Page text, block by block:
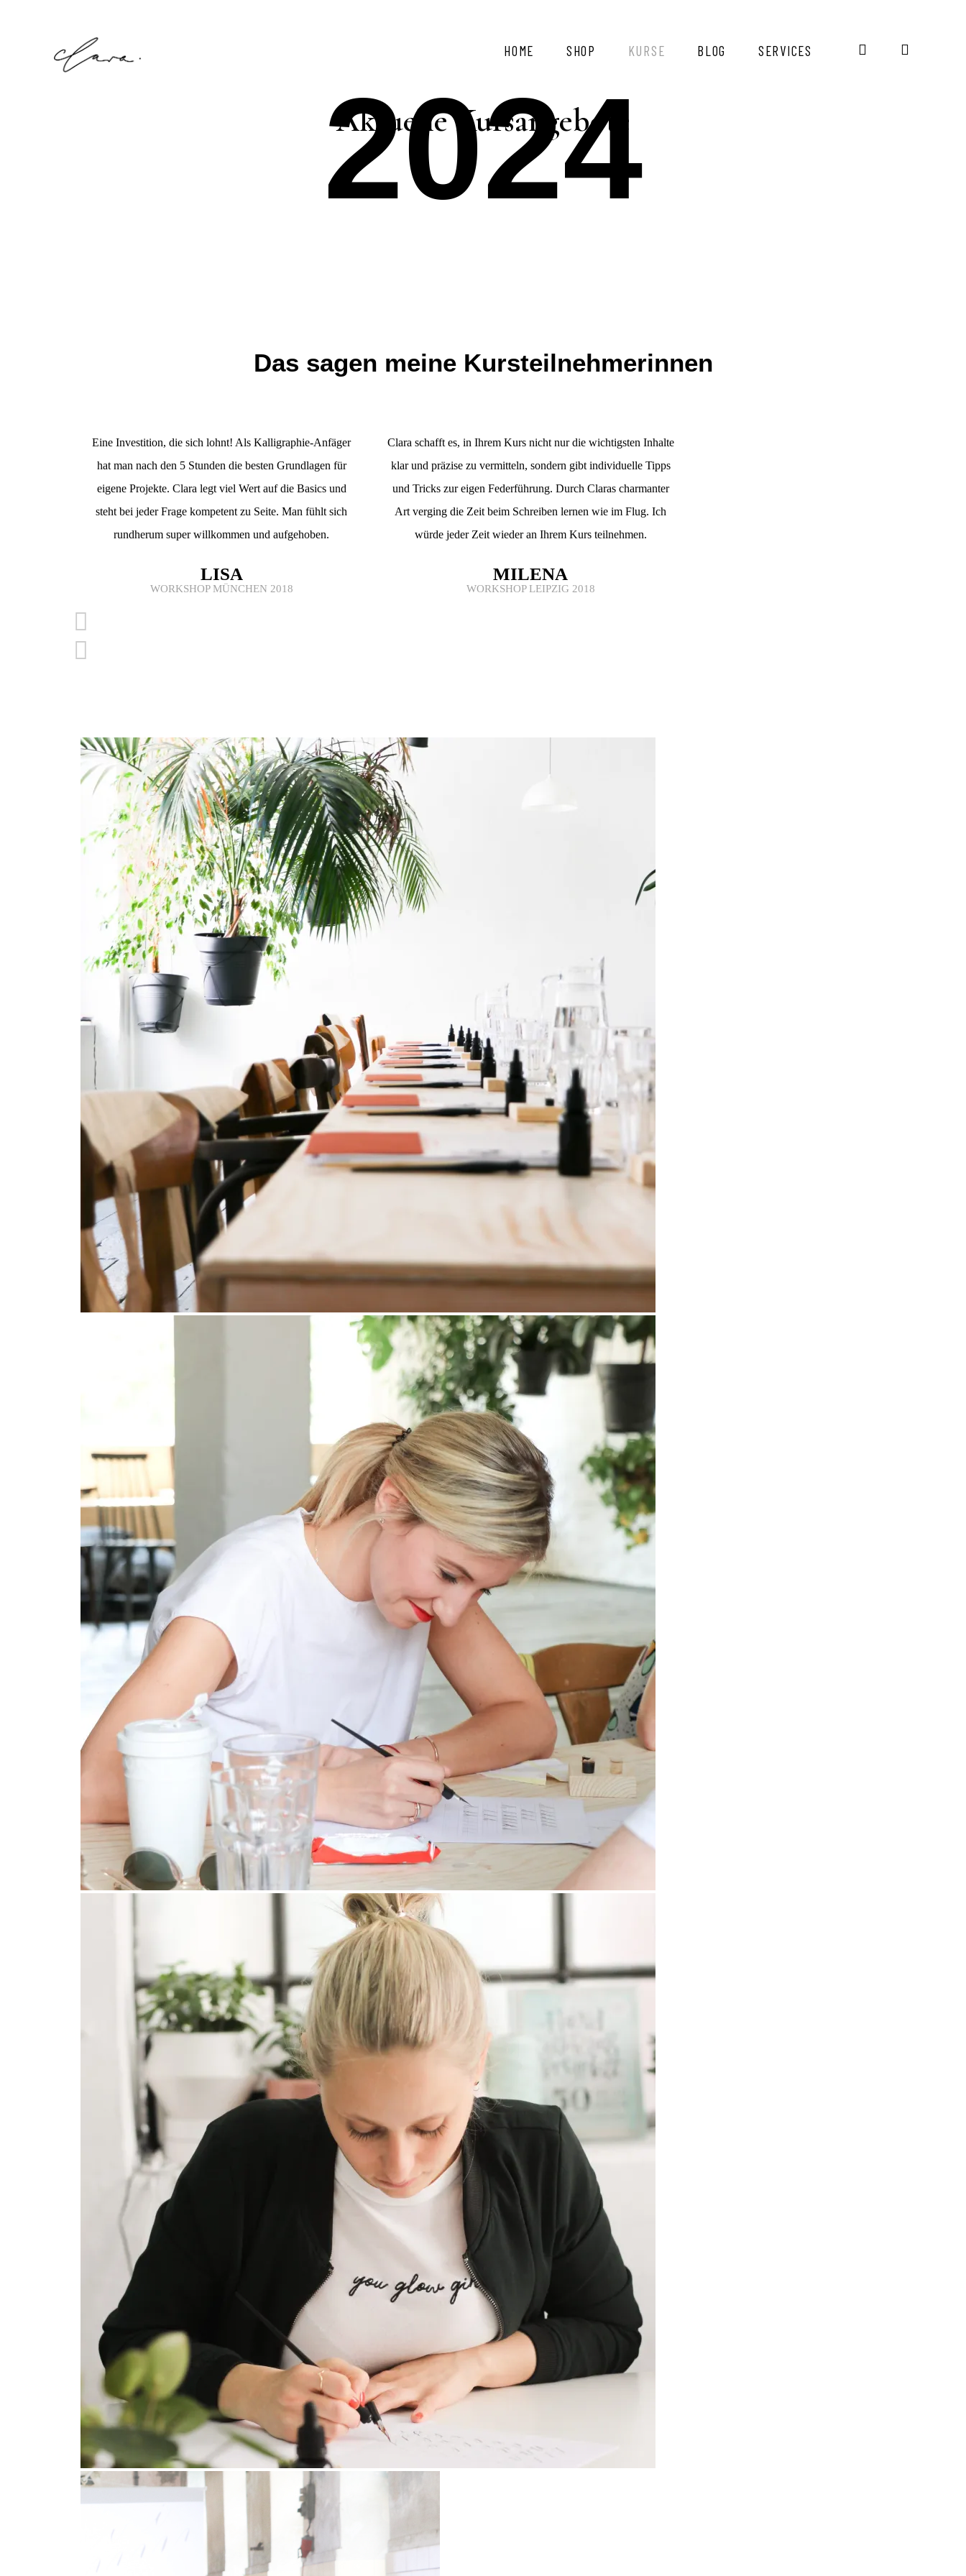
HOME SHOP KURSE BLOG SERVICES
Aktuelle Kursangebote
2024
Das sagen meine Kursteilnehmerinnen
Eine Investition, die sich lohnt! Als Kalligraphie-Anfäger
hat man nach den 5 Stunden die besten Grundlagen für
eigene Projekte. Clara legt viel Wert auf die Basics und
steht bei jeder Frage kompetent zu Seite. Man fühlt sich
rundherum super willkommen und aufgehoben.
LISA
WORKSHOP MÜNCHEN 2018
Clara schafft es, in Ihrem Kurs nicht nur die wichtigsten Inhalte
klar und präzise zu vermitteln, sondern gibt individuelle Tipps
und Tricks zur eigen Federführung. Durch Claras charmanter
Art verging die Zeit beim Schreiben lernen wie im Flug. Ich
würde jeder Zeit wieder an Ihrem Kurs teilnehmen.
MILENA
WORKSHOP LEIPZIG 2018